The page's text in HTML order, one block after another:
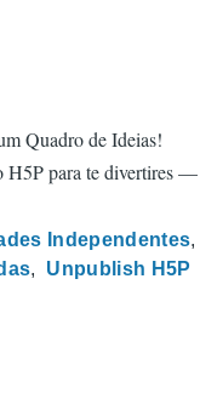
Quadro de Ideias!
H5P para te divertires —
Independentes
Unpublish H5P